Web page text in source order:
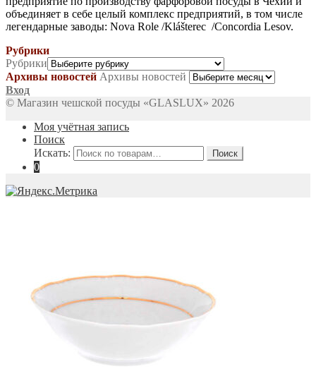
объединяет в себе целый комплекс предприятий, в том числе
легендарные заводы: Nova Role /Klášterec /Concordia Lesov.
Рубрики
Рубрики
Архивы новостей Архивы новостей
Вход
© Магазин чешской посуды «GLASLUX» 2026
Моя учётная запись
Поиск
Искать:
Поиск
0